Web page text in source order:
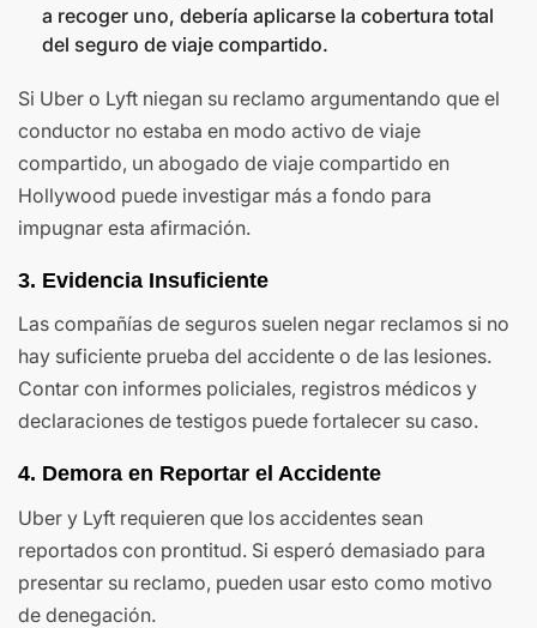
a recoger uno, debería aplicarse la cobertura total
del seguro de viaje compartido.
Si Uber o Lyft niegan su reclamo argumentando que el
conductor no estaba en modo activo de viaje
compartido, un abogado de viaje compartido en
Hollywood puede investigar más a fondo para
impugnar esta afirmación.
3. Evidencia Insuficiente
Las compañías de seguros suelen negar reclamos si no
hay suficiente prueba del accidente o de las lesiones.
Contar con informes policiales, registros médicos y
declaraciones de testigos puede fortalecer su caso.
4. Demora en Reportar el Accidente
Uber y Lyft requieren que los accidentes sean
reportados con prontitud. Si esperó demasiado para
presentar su reclamo, pueden usar esto como motivo
de denegación.